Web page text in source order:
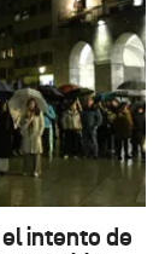
intento de